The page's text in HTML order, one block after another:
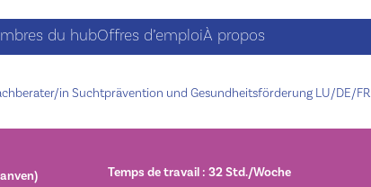
du hubOffres d’emploiÀ propos
​in Suchtprävention und Gesundheitsförderung LU/DE/FR
Temps de travail : 32 Std./Woche